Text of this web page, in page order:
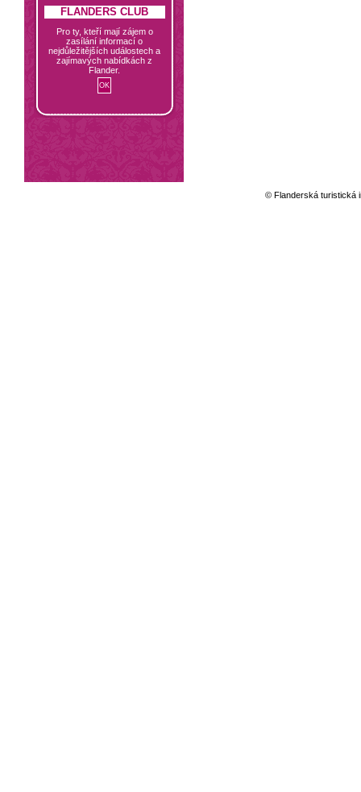
FLANDERS CLUB
Pro ty, kteří mají zájem o
zasílání informací o
nejdůležitějších událostech a
zajímavých nabídkách z
Flander.
© Flanderská turistická